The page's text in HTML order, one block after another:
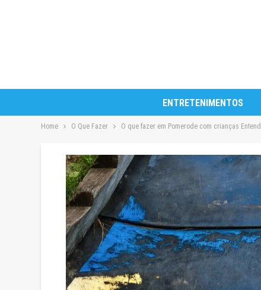
ENTRETENIMENTOS
Home O Que Fazer O que fazer em Pomerode com crianças